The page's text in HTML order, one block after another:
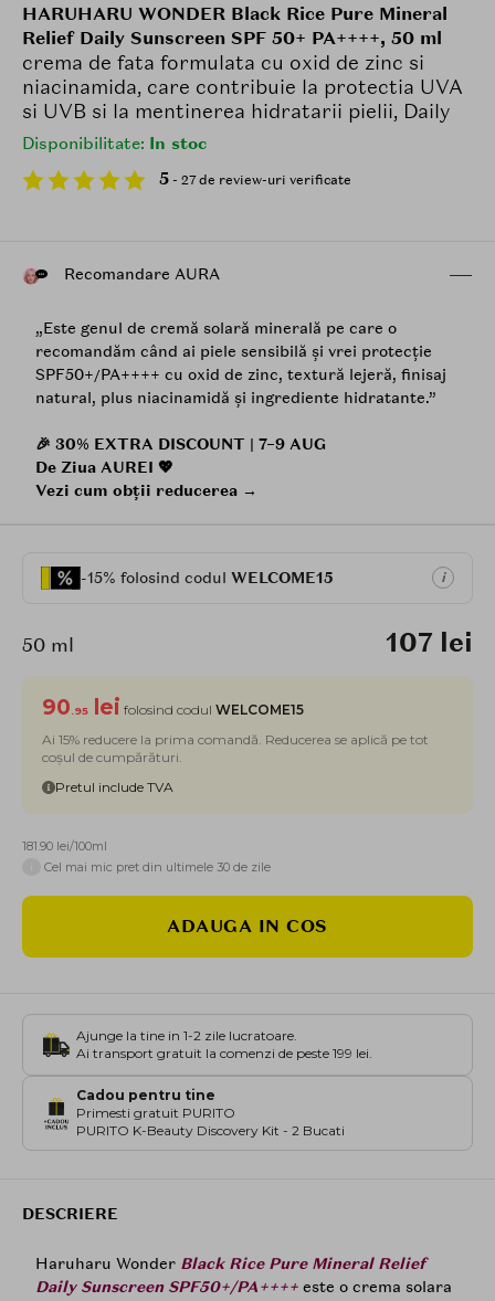
HARUHARU WONDER Black Rice Pure Mineral
Relief Daily Sunscreen SPF 50+ PA++++, 50 ml
crema de fata formulata cu oxid de zinc si
niacinamida, care contribuie la protectia UVA
si UVB si la mentinerea hidratarii pielii, Daily
Disponibilitate: In stoc
5 - 27 de review-uri verificate
Recomandare AURA
„Este genul de cremă solară minerală pe care o
recomandăm când ai piele sensibilă și vrei protecție
SPF50+/PA++++ cu oxid de zinc, textură lejeră, finisaj
natural, plus niacinamidă și ingrediente hidratante.”
🎉 30% EXTRA DISCOUNT | 7–9 AUG
De Ziua AUREI 💖
Vezi cum obții reducerea →
-15% folosind codul WELCOME15 i
50 ml 107 lei
90 .95 lei folosind codul WELCOME15
Ai 15% reducere la prima comandă. Reducerea se aplică pe tot
coșul de cumpărături.
Pretul include TVA
181.90 lei/100ml
Cel mai mic pret din ultimele 30 de zile
ADAUGA IN COS
Ajunge la tine in 1-2 zile lucratoare.
Ai transport gratuit la comenzi de peste 199 lei.
Cadou pentru tine
Primesti gratuit PURITO
PURITO K-Beauty Discovery Kit - 2 Bucati
DESCRIERE
Haruharu Wonder Black Rice Pure Mineral Relief
Daily Sunscreen SPF50+/PA++++ este o crema solara